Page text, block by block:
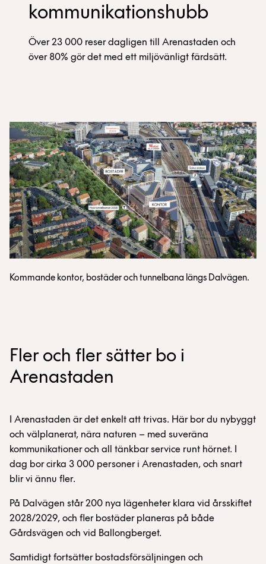
kommunikationshubb
Över 23 000 reser dagligen till Arenastaden och
över 80% gör det med ett miljövänligt färdsätt.
Kommande kontor, bostäder och tunnelbana längs Dalvägen.
Fler och fler sätter bo i
Arenastaden
I Arenastaden är det enkelt att trivas. Här bor du nybyggt
och välplanerat, nära naturen – med suveräna
kommunikationer och all tänkbar service runt hörnet. I
dag bor cirka 3 000 personer i Arenastaden, och snart
blir vi ännu fler.
På Dalvägen står 200 nya lägenheter klara vid årsskiftet
2028/2029, och fler bostäder planeras på både
Gårdsvägen och vid Ballongberget.
Samtidigt fortsätter bostadsförsäljningen och